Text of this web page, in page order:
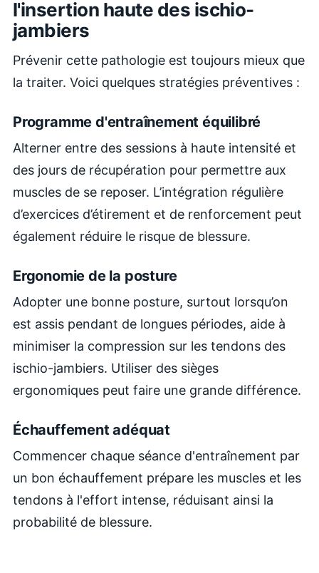
l'insertion haute des ischio-
jambiers
Prévenir cette pathologie est toujours mieux que
la traiter. Voici quelques stratégies préventives :
Programme d'entraînement équilibré
Alterner entre des sessions à haute intensité et
des jours de récupération pour permettre aux
muscles de se reposer. L’intégration régulière
d’exercices d’étirement et de renforcement peut
également réduire le risque de blessure.
Ergonomie de la posture
Adopter une bonne posture, surtout lorsqu’on
est assis pendant de longues périodes, aide à
minimiser la compression sur les tendons des
ischio-jambiers. Utiliser des sièges
ergonomiques peut faire une grande différence.
Échauffement adéquat
Commencer chaque séance d'entraînement par
un bon échauffement prépare les muscles et les
tendons à l'effort intense, réduisant ainsi la
probabilité de blessure.